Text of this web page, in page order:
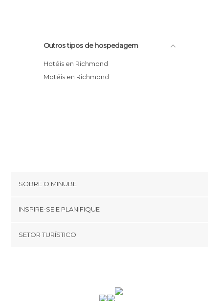
Outros tipos de hospedagem
Hotéis en Richmond
Motéis en Richmond
SOBRE O MINUBE
Términos e Condições
INSPIRE-SE E PLANIFIQUE
footer@item_discovertips_anchor
SETOR TURÍSTICO